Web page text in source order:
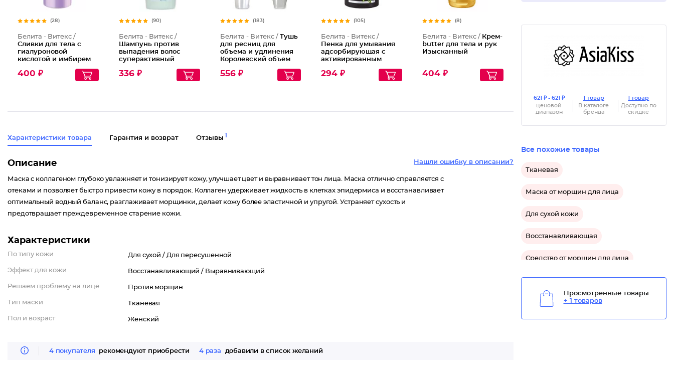
(28)
Белита - Витекс /
Сливки для тела с
гиалуроновой
кислотой и имбирем
упругость
400 ₽
(90)
Белита - Витекс /
Шампунь против
выпадения волос
суперактивный
336 ₽
(183)
Белита - Витекс / Тушь
для ресниц для
объема и удлинения
Королевский объем
556 ₽
(105)
Белита - Витекс /
Пенка для умывания
адсорбирующая с
активированным
Black Clean
294 ₽
(8)
Белита - Витекс / Крем-
butter для тела и рук
Изысканный
404 ₽
Характеристики товара Гарантия и возврат Отзывы 1
Нашли ошибку в описании?
Описание
Маска с коллагеном глубоко увлажняет и тонизирует кожу, улучшает цвет и выравнивает тон лица. Маска отлично справляется с
отеками и позволяет быстро привести кожу в порядок. Коллаген удерживает жидкость в клетках эпидермиса и восстанавливает
оптимальный водный баланс, разглаживает морщинки, делает кожу более эластичной и упругой. Устраняет сухость и
предотвращает преждевременное старение кожи.
Характеристики
По типу кожи Для сухой / Для пересушенной
Эффект для кожи Восстанавливающий / Выравнивающий
Решаем проблему на лице Против морщин
Тип маски Тканевая
Пол и возраст Женский
4 покупателя рекомендуют приобрести 4 раза добавили в список желаний
621 ₽ - 621 ₽
ценовой
диапазон
1 товар
В каталоге
бренда
1 товар
Доступно по
скидке
Все похожие товары
Тканевая
Маска от морщин для лица
Для сухой кожи
Восстанавливающая
Средство от морщин для лица
Просмотренные товары
+ 1 товаров